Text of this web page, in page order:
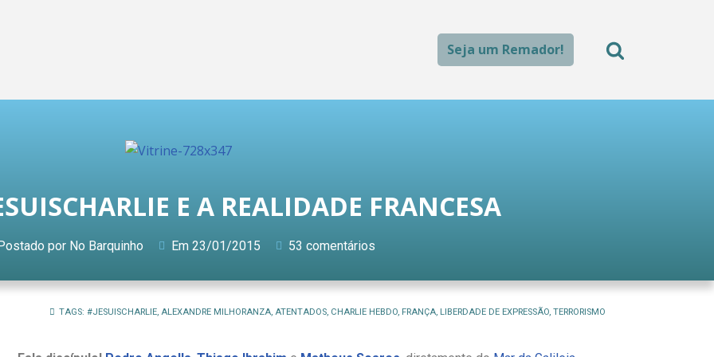
Seja um Remador!
E A REALIDADE FRANCESA
Postado por No Barquinho Em 23/01/2015 53 comentários
TAGS: #JESUISCHARLIE, ALEXANDRE MILHORANZA, ATENTADOS, CHARLIE HEBDO, FRANÇA, LIBERDADE DE EXPRESSÃO, TERRORISMO